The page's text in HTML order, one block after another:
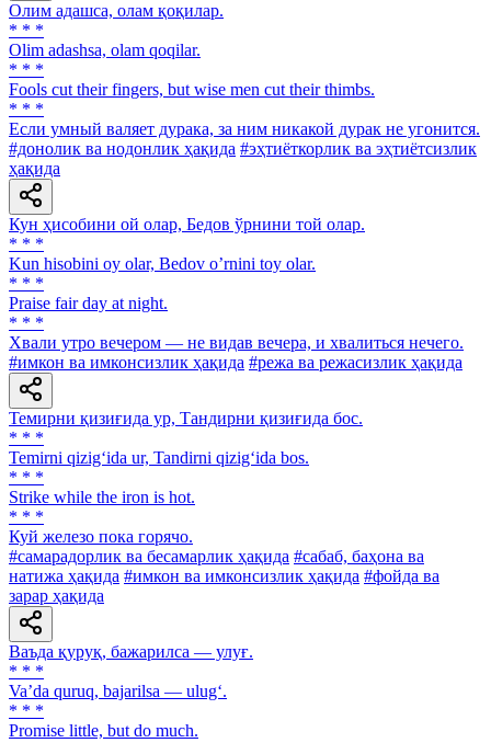
Олим адашса, олам қоқилар.
* * *
Olim adashsa, olam qoqilar.
* * *
Fools cut their fingers, but wise men cut their thimbs.
* * *
Если умный валяет дурака, за ним никакой дурак не угонится.
#донолик ва нодонлик ҳақида #эҳтиёткорлик ва эҳтиётсизлик
ҳақида
Кун ҳисобини ой олар, Бедов ўрнини той олар.
* * *
Kun hisobini oy olar, Bedov oʼrnini toy olar.
* * *
Praise fair day at night.
* * *
Хвали утро вечером — не видав вечера, и хвалиться нечего.
#имкон ва имконсизлик ҳақида #режа ва режасизлик ҳақида
Темирни қизиғида ур, Тандирни қизиғида бос.
* * *
Temirni qizig‘ida ur, Tandirni qizig‘ida bos.
* * *
Strike while the iron is hot.
* * *
Куй железо пока горячо.
#самарадорлик ва бесамарлик ҳақида #сабаб, баҳона ва
натижа ҳақида #имкон ва имконсизлик ҳақида #фойда ва
зарар ҳақида
Ваъда қуруқ, бажарилса — улуғ.
* * *
Va’da quruq, bajarilsa — ulug‘.
* * *
Promise little, but do much.